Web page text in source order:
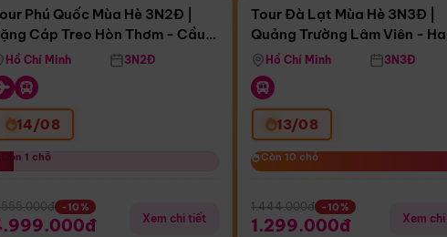
05 ngày 09:11:15
Cáp Treo Hòn Thơm
Phú Quốc Mùa Hè 3N2Đ |
Cáp Treo Hòn Thơm - Cầu
- Công Viên Nước Aquatopia
Hồ Chí Minh 3N2Đ
14/08
Còn 1 chỗ
Còn 1 chỗ
-10%
Xem chi tiết
Còn04 ngày 09:11:15
Tour Đà Lạt Mùa Hè 3N3Đ |
Quảng Trường Lâm Viên -
Hill - Puppy Farm
Hồ Chí Minh 3N3Đ
13/08
Còn 10 chỗ
Còn 10 chỗ
1.444.000đ -10%
1.299.000đ Xem